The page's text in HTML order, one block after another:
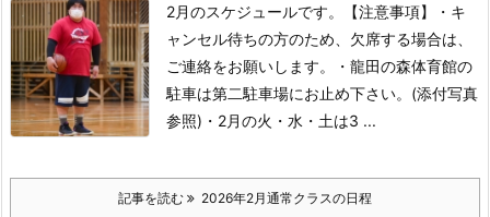
2月のスケジュールです。 【注意事項】
・キ
ャンセル待ちの方のため、欠席する場合は、
ご連絡をお願いします。
・龍田の森体育館の
駐車は第二駐車場にお止め下さい。(添付写真
参照) ・2月の火・水・土は3 ...
記事を読む 2026年2月通常クラスの日程